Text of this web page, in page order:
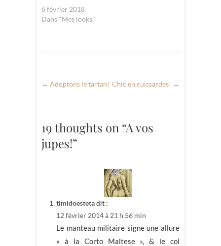
6 février 2018
Dans "Mes looks"
← Adoptons le tartan! Chic en cuissardes! →
19 thoughts on “A vos
jupes!”
timidoestetadit :
12 février 2014 à 21 h 56 min
Le manteau militaire signe une allure
« à la Corto Maltese », & le col